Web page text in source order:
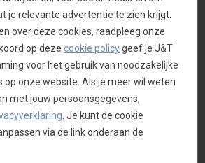
is nu
1.860
en
meter.
in meer
op de
op het
je relevante advertentie te zien krijgt.
over deze cookies, raadpleeg onze
op dezecookie policygeef je J&T
voor het gebruik van noodzakelijke
op onze website. Als je meer wil weten
met jouw persoonsgegevens,
. Je kunt de cookie
via de link onderaan de